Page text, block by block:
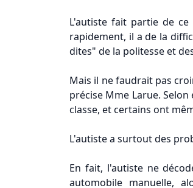
L'autiste fait partie de
rapidement, il a de la
dites" de la politesse et
Mais il ne faudrait pas
précise Mme Larue.
classe, et certains ont
L'autiste a surtout des
En fait, l'autiste ne
automobile manuelle,